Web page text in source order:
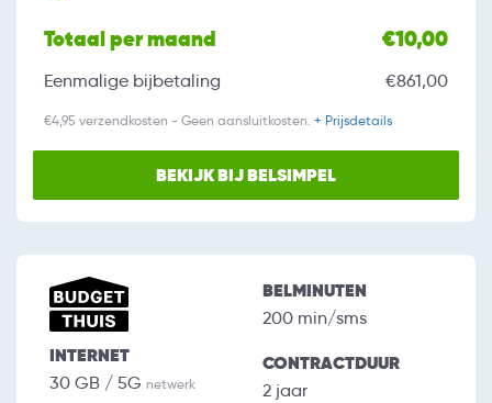
Totaal per maand €10,00
Eenmalige bijbetaling €861,00
€4,95 verzendkosten - Geen aansluitkosten. + Prijsdetails
BEKIJK BIJ BELSIMPEL
INTERNET
30 GB / 5G netwerk
BELMINUTEN
200 min/sms
CONTRACTDUUR
2 jaar